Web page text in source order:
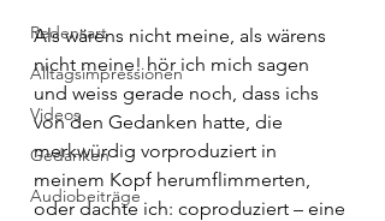
Redensart
Alltagsimpressionen
Videos
Gedanken
Audiobeiträge
Als wärens nicht meine, als wärens
nicht meine! hör ich mich sagen
und weiss gerade noch, dass ichs
von den Gedanken hatte, die
merkwürdig vorproduziert in
meinem Kopf herumflimmerten,
oder dachte ich: coproduziert – eine